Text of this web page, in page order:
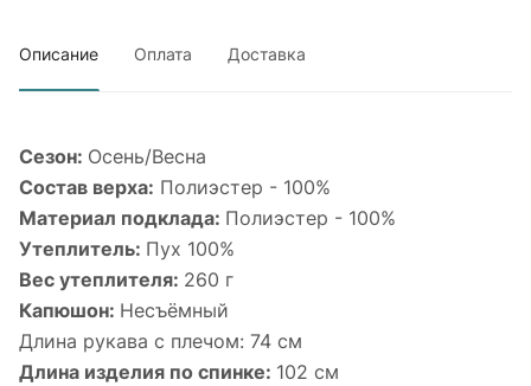
Описание Оплата Доставка
Сезон: Осень/Весна
Состав верха: Полиэстер - 100%
Материал подклада: Полиэстер - 100%
Утеплитель: Пух 100%
Вес утеплителя: 260 г
Капюшон: Несъёмный
Длина рукава с плечом: 74 см
Длина изделия по спинке: 102 см